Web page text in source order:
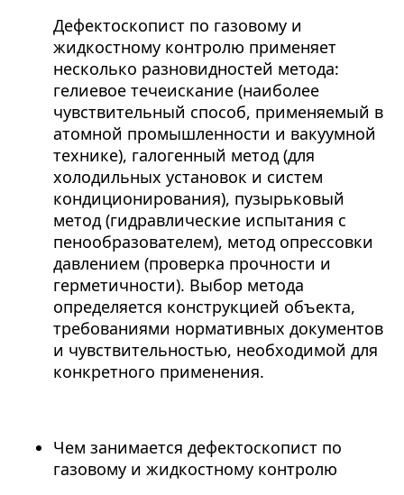
Дефектоскопист по газовому и
жидкостному контролю применяет
несколько разновидностей метода:
гелиевое течеискание (наиболее
чувствительный способ, применяемый в
атомной промышленности и вакуумной
технике), галогенный метод (для
холодильных установок и систем
кондиционирования), пузырьковый
метод (гидравлические испытания с
пенообразователем), метод опрессовки
давлением (проверка прочности и
герметичности). Выбор метода
определяется конструкцией объекта,
требованиями нормативных документов
и чувствительностью, необходимой для
конкретного применения.
Чем занимается дефектоскопист по
газовому и жидкостному контролю